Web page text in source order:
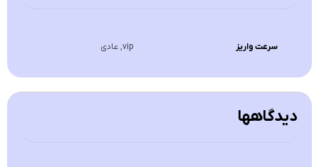
سرعت واریز vip, عادی
دیدگاهها